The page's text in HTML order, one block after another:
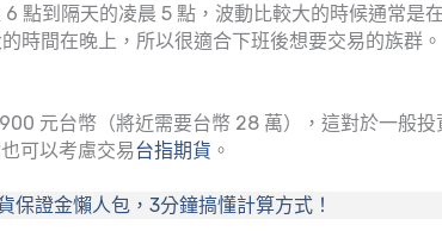
點到隔天的凌晨 5 點，波動比較大的時候通常是
時間在晚上，所以很適合下班後想要交易的族群。
元台幣（將近需要台幣 28 萬），這對於一般投
可以考慮交易台指期貨 。
保證金懶人包，3分鐘搞懂計算方式！